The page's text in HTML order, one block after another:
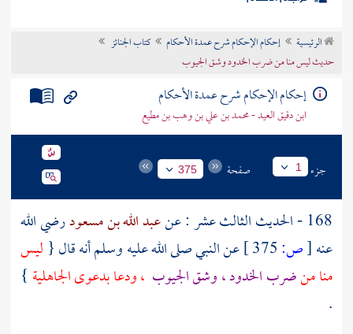
موضوعي
تراجم الأعلام
الرئيسية إحكام الإحكام شرح عمدة الأحكام
كتاب الجنائز
حديث ليس منا من ضرب الخدود وشق الجيوب
إحكام الإحكام شرح عمدة الأحكام
ابن دقيق العيد - محمد بن علي بن وهب بن مطيع
جزء 1 صفحة 375
168 - الحديث الثالث عشر : عن عبد الله بن مسعودرضي الله
عنه[ص: عن النبي صلى الله عليه وسلم أنه قال { ليس
منا منضرب الخدود ، وشق الجيوب ، ودعا بدعوى الجاهلية }
.